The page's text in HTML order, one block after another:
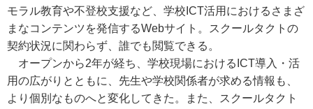
モラル教育や不登校支援など、学校ICT活用におけるさまざ
まなコンテンツを発信するWebサイト。スクールタクトの
契約状況に関わらず、誰でも閲覧できる。
オープンから2年が経ち、学校現場におけるICT導入・活
用の広がりとともに、先生や学校関係者が求める情報も、
より個別なものへと変化してきた。また、スクールタクト